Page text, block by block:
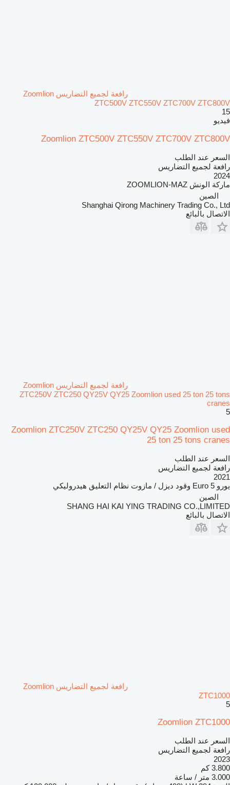
رافعة لجميع التضاريس Zoomlion
ZTC500V ZTC550V ZTC700V ZTC800V
15
فيديو
Zoomlion ZTC500V ZTC550V ZTC700V ZTC800V
السعر عند الطلب
رافعة لجميع التضاريس
2024
ماركة الونش ZOOMLION-MAZ
الصين
Shanghai Qirong Machinery Trading Co., Ltd
الاتصال بالبائع
رافعة لجميع التضاريس Zoomlion
ZTC250V ZTC250 QY25V QY25 Zoomlion used 25 ton 25 tons
cranes
5
Zoomlion ZTC250V ZTC250 QY25V QY25 Zoomlion used
25 ton 25 tons cranes
السعر عند الطلب
رافعة لجميع التضاريس
2021
يورو Euro 5 وقود ديزل / مازوت نظام التعليق هيدروليكي
الصين
SHANG HAI KAI YING TRADING CO.,LIMITED
الاتصال بالبائع
رافعة لجميع التضاريس Zoomlion
ZTC1000
5
Zoomlion ZTC1000
السعر عند الطلب
رافعة لجميع التضاريس
2023
3.800 كم
3.000 متر / ساعة